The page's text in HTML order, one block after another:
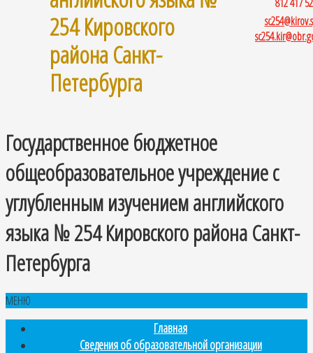
254 Кировского
района Санкт-
Петербурга
Государственное бюджетное
общеобразовательное учреждение с
углубленным изучением английского
языка № 254 Кировского района Санкт-
Петербурга
МЕНЮ
Главная
Сведения об образовательной организации